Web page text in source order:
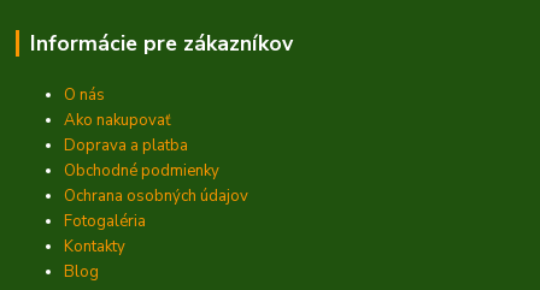
Informácie pre zákazníkov
O nás
Ako nakupovať
Doprava a platba
Obchodné podmienky
Ochrana osobných údajov
Fotogaléria
Kontakty
Blog